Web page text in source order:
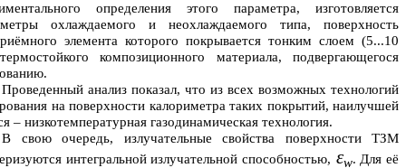
определения этого параметра, изготовляется
охлаждаемого и неохлаждаемого типа, поверхность
элемента которого покрывается тонким слоем (5...10
композиционного материала, подвергающегося
Проведенный анализ показал, что из всех возможных технологий
на поверхности калориметра таких покрытий, наилучшей
– низкотемпературная газодинамическая технология.
В свою очередь, излучательные свойства поверхности ТЗМ
интегральной излучательной способностью, εw. Для её